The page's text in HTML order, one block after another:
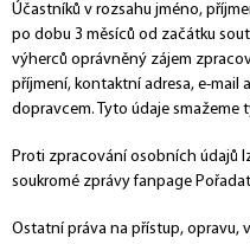
Účastníků v rozsahu jméno,
po dobu 3 měsíců od začátku
výherců oprávněný zájem
příjmení, kontaktní adresa, e-mail
dopravcem. Tyto údaje smažeme
Proti zpracování osobních údajů
soukromé zprávy fanpage
Ostatní práva na přístup, opravu,